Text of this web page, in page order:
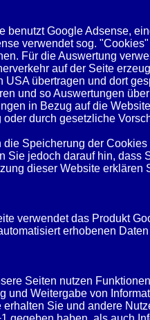
benutzt Google Adsense,
verwendet sog.
Für die Auswertung
auf der Seite
USA übertragen und dort
und so Auswertungen
in Bezug auf die
oder durch gesetzliche
die Speicherung der
Sie jedoch darauf hin, dass
dieser Website
verwendet das Produkt
erhobenen
Seiten nutzen
und Weitergabe von
erhalten Sie und andere